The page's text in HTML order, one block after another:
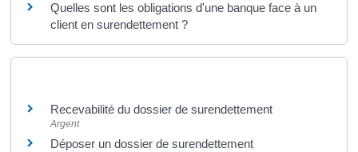
Quelles sont les obligations d'une banque face à un
client en surendettement ?
Recevabilité du dossier de surendettement
Argent
Déposer un dossier de surendettement